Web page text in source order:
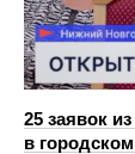
25 заявок
в